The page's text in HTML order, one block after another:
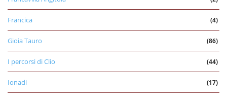
Francica (4)
Gioia Tauro (86)
I percorsi di Clio (44)
Ionadi (17)